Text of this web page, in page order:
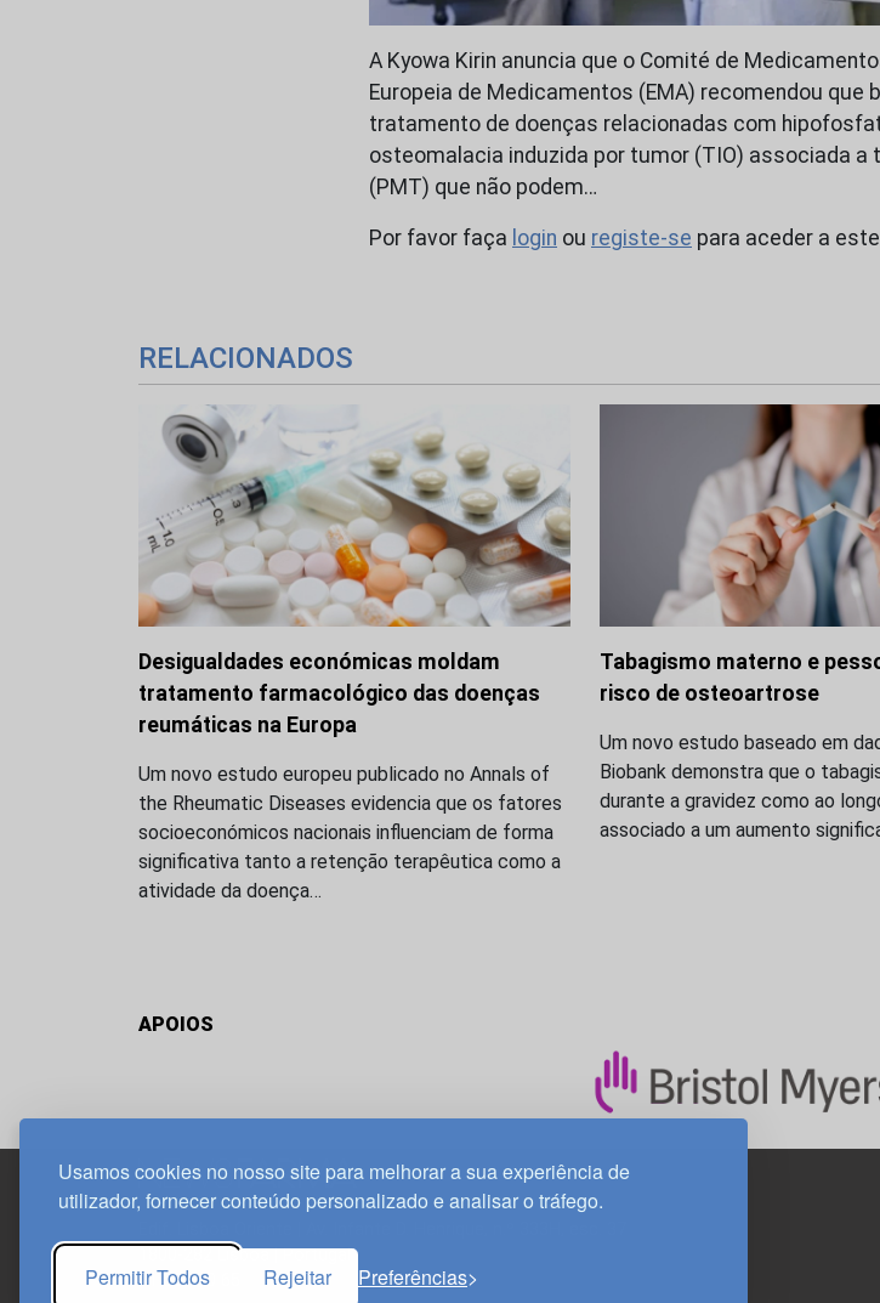
Usamos cookies no nosso site para melhorar a sua experiência de
utilizador, fornecer conteúdo personalizado e analisar o tráfego.
Permitir Todos Rejeitar Preferências
A Kyowa Kirin anuncia que o Comité de
Europeia de Medicamentos (EMA) recomendou que
tratamento de doenças relacionadas com
osteomalacia induzida por tumor (TIO) associada
(PMT) que não podem…
Por favor faça login ou registe-se para aceder a
RELACIONADOS
Desigualdades económicas moldam
tratamento farmacológico das doenças
reumáticas na Europa
Um novo estudo europeu publicado no Annals of
the Rheumatic Diseases evidencia que os fatores
socioeconómicos nacionais influenciam de forma
significativa tanto a retenção terapêutica como a
atividade da doença…
Tabagismo materno e
risco de osteoartrose
Um novo estudo baseado em
Biobank demonstra que o
durante a gravidez como ao
associado a um aumento
APOIOS
1800-282 Lisboa | Portugal
21 850 40 65